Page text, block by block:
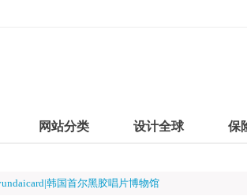
网站分类 设计全球 保
韩国首尔黑胶唱片博物馆